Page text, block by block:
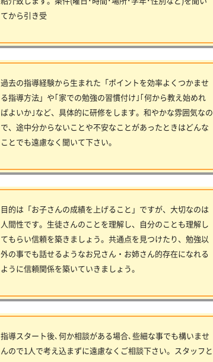
てから引き受
過去の指導経験から生まれた「ポイントを効率よくつかませ
る指導方法」や｢家での勉強の習慣付け｣｢何から教え始めれ
ばよいか｣など、具体的に研修をします。和やかな雰囲気なの
で、途中分からないことや不安なことがあったときはどんな
ことでも遠慮なく聞いて下さい。
目的は「お子さんの成績を上げること」ですが、大切なのは
人間性です。生徒さんのことを理解し、自分のことも理解し
てもらい信頼を築きましょう。共通点を見つけたり、勉強以
外の事でも話せるようなお兄さん・お姉さん的存在になれる
ように信頼関係を築いていきましょう。
指導スタート後､何か相談がある場合､些細な事でも構いませ
んので1人で考え込まずに遠慮なくご相談下さい。スタッフと